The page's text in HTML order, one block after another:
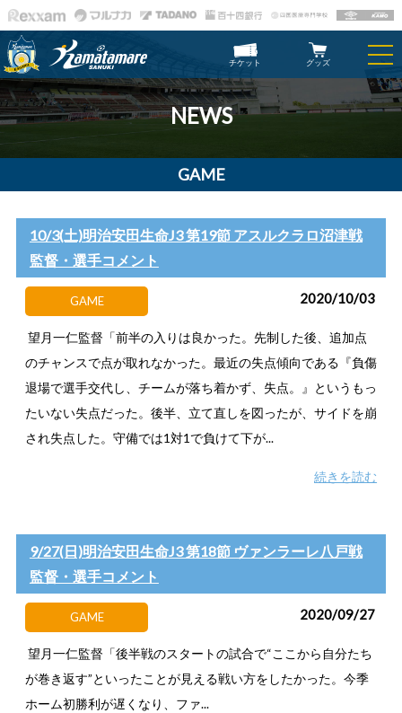
チケット グッズ
NEWS
GAME
10/3(土)明治安田生命J3 第19節 アスルクラロ沼津戦
監督・選手コメント
GAME 2020/10/03
望月一仁監督「前半の入りは良かった。先制した後、追加点
のチャンスで点が取れなかった。最近の失点傾向である『負傷
退場で選手交代し、チームが落ち着かず、失点。』というもっ
たいない失点だった。後半、立て直しを図ったが、サイドを崩
され失点した。守備では1対1で負けて下が...
続きを読む
9/27(日)明治安田生命J3 第18節 ヴァンラーレ八戸戦
監督・選手コメント
GAME 2020/09/27
望月一仁監督「後半戦のスタートの試合で“ここから自分たち
が巻き返す”といったことが見える戦い方をしたかった。今季
ホーム初勝利が遅くなり、ファ...